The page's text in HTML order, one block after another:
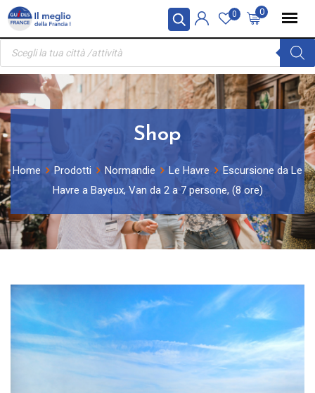
Pannello di gestione dei cookies
Skip
content
0
0
Ricerca
prodotti
Shop
Home Prodotti Normandie Le Havre
Escursione da Le
Havre a Bayeux, Van da 2 a 7 persone, (8 ore)